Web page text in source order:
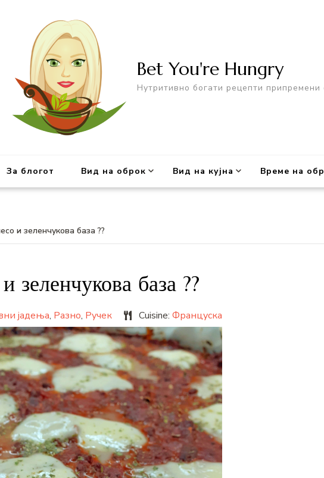
Bet You're Hungry
Нутритивно богати рецепти припремени
За блогот Вид на оброк Вид на кујна Време на
и зеленчукова база ??
зеленчукова база ??
јадења, Разно, Ручек Cuisine: Француска